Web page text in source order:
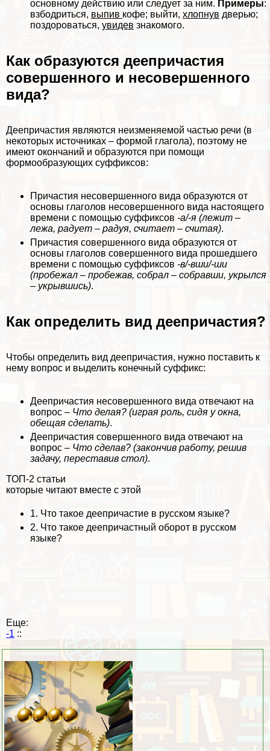
основному действию или следует за ним. Примеры:
взбодриться, выпив кофе; выйти, хлопнув дверью;
поздороваться, увидев знакомого.
Как образуются деепричастия
совершенного и несовершенного
вида?
Деепричастия являются неизменяемой частью речи (в
некоторых источниках – формой глагола), поэтому не
имеют окончаний и образуются при помощи
формообразующих суффиксов:
Причастия несовершенного вида образуются от
основы глаголов несовершенного вида настоящего
времени с помощью суффиксов -а/-я (лежит –
лежа, радует – радуя, считает – считая).
Причастия совершенного вида образуются от
основы глаголов совершенного вида прошедшего
времени с помощью суффиксов -в/-вши/-ши
(пробежал – пробежав, собрал – собравши, укрылся
– укрывшись).
Как определить вид деепричастия?
Чтобы определить вид деепричастия, нужно поставить к
нему вопрос и выделить конечный суффикс:
Деепричастия несовершенного вида отвечают на
вопрос – Что делая? (играя роль, сидя у окна,
обещая сделать).
Деепричастия совершенного вида отвечают на
вопрос – Что сделав? (закончив работу, решив
задачу, переставив стол).
ТОП-2 статьи
которые читают вместе с этой
1. Что такое деепричастие в русском языке?
2. Что такое деепричастный оборот в русском
языке?
Еще:
-1 ::